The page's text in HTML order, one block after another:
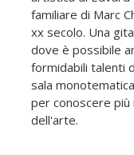
familiare di Marc
xx secolo. Una
dove è possibile
formidabili talenti
sala
per conoscere più
dell'arte.